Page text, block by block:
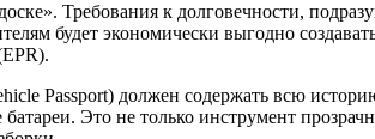
Требования к долговечности,
будет экономически выгодно
Passport) должен содержать всю
Это не только инструмент